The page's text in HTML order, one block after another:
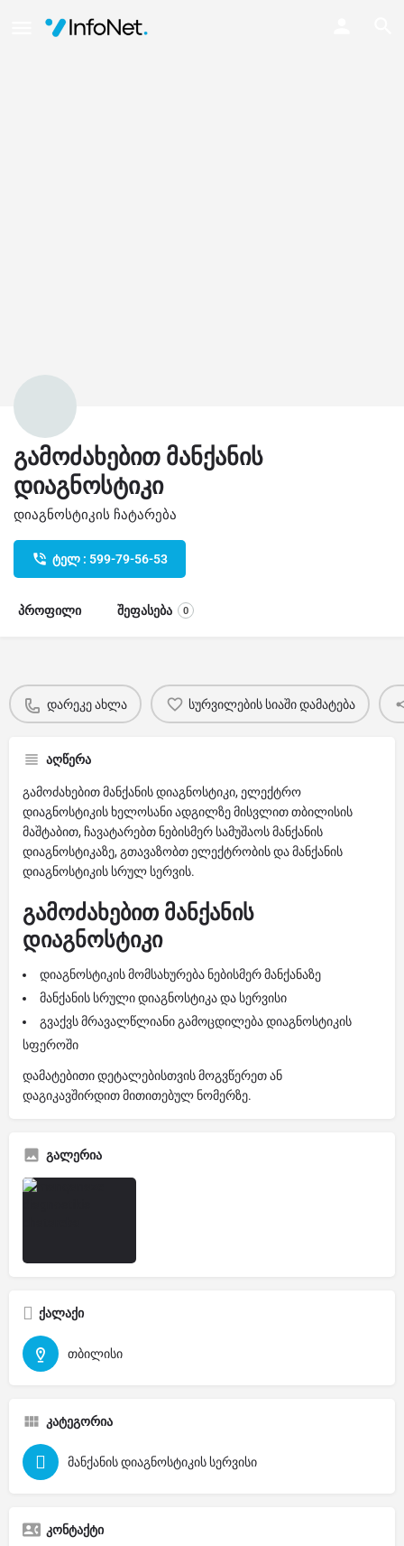
გამოძახებით მანქანის
დიაგნოსტიკი
დიაგნოსტიკის ჩატარება
ტელ : 599-79-56-53
პროფილი შეფასება 0
დარეკე ახლა სურვილების სიაში დამატება
აღწერა
გამოძახებით მანქანის დიაგნოსტიკი, ელექტრო
დიაგნოსტიკის ხელოსანი ადგილზე მისვლით თბილისის
მაშტაბით, ჩავატარებთ ნებისმერ სამუშაოს მანქანის
დიაგნოსტიკაზე, გთავაზობთ ელექტრობის და მანქანის
დიაგნოსტიკის სრულ სერვის.
გამოძახებით მანქანის
დიაგნოსტიკი
დიაგნოსტიკის მომსახურება ნებისმერ მანქანაზე
მანქანის სრული დიაგნოსტიკა და სერვისი
გვაქვს მრავალწლიანი გამოცდილება დიაგნოსტიკის
სფეროში
დამატებითი დეტალებისთვის მოგვწერეთ ან
დაგიკავშირდით მითითებულ ნომერზე.
გალერია
ქალაქი
თბილისი
კატეგორია
მანქანის დიაგნოსტიკის სერვისი
კონტაქტი